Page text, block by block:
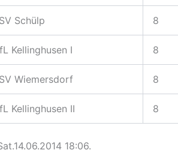
Schülp 8
Kellinghusen I 8
Wiemersdorf 8
Kellinghusen II 8
18:06.